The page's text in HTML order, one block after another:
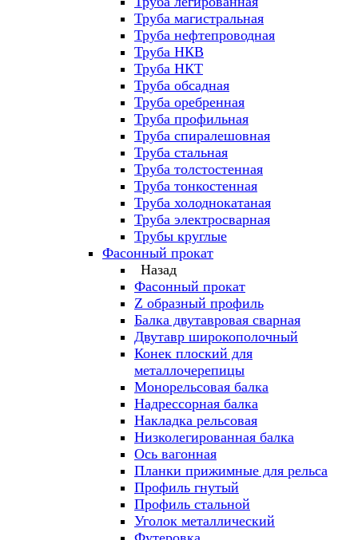
Труба магистральная
Труба нефтепроводная
Труба НКВ
Труба НКТ
Труба обсадная
Труба оребренная
Труба профильная
Труба спиралешовная
Труба стальная
Труба толстостенная
Труба тонкостенная
Труба холоднокатаная
Труба электросварная
Трубы круглые
Фасонный прокат
Назад
Фасонный прокат
Z образный профиль
Балка двутавровая сварная
Двутавр широкополочный
Конек плоский для
металлочерепицы
Монорельсовая балка
Надрессорная балка
Накладка рельсовая
Низколегированная балка
Ось вагонная
Планки прижимные для рельса
Профиль гнутый
Профиль стальной
Уголок металлический